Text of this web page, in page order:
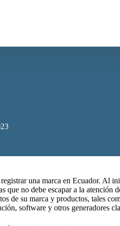
una marca en Ecuador. Al
que no debe escapar a la atención
de su marca y productos, tales
software y otros generadores